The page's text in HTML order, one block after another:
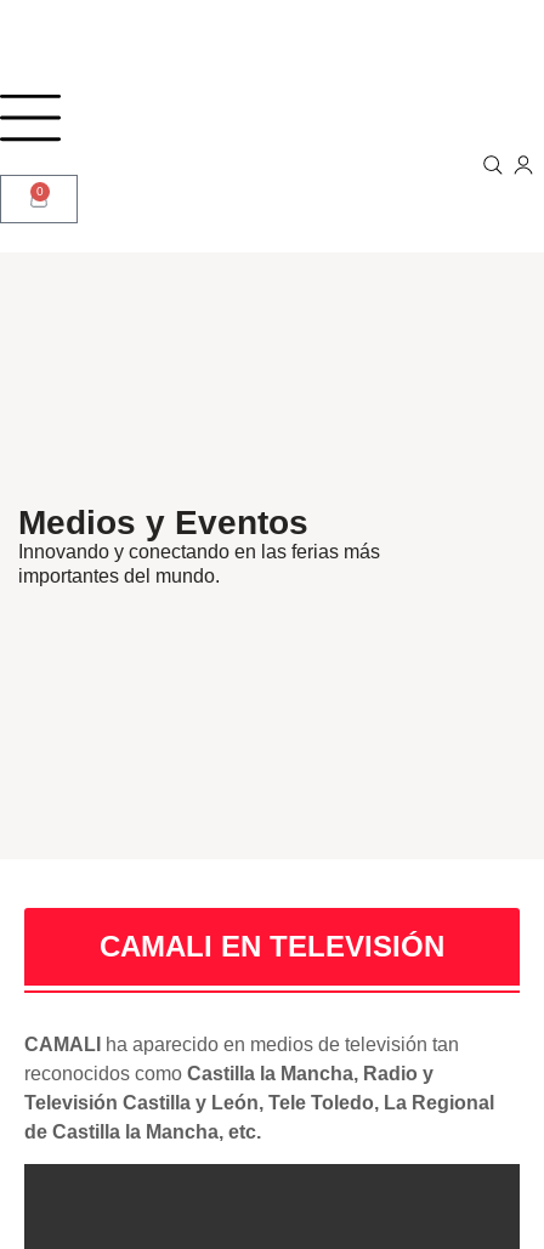
0
Medios y Eventos
Innovando y conectando en las ferias más
importantes del mundo.
CAMALI EN TELEVISIÓN
CAMALI ha aparecido en medios de televisión tan
reconocidos como Castilla la Mancha, Radio y
Televisión Castilla y León, Tele Toledo, La Regional
de Castilla la Mancha, etc.